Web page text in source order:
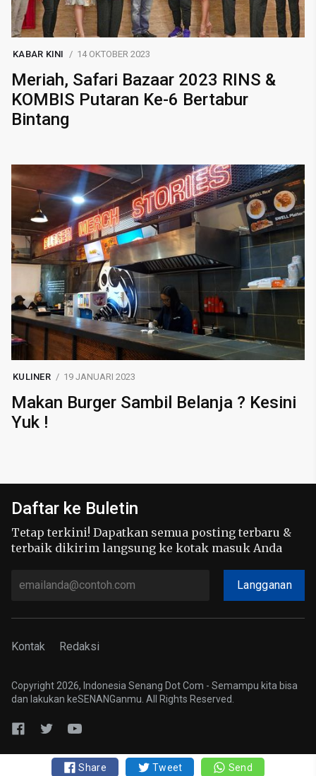
Share Tweet Send
KABAR KINI 14 OKTOBER 2023
Meriah, Safari Bazaar 2023 RINS &
KOMBIS Putaran Ke-6 Bertabur
Bintang
KULINER 19 JANUARI 2023
Makan Burger Sambil Belanja ? Kesini
Yuk !
Daftar ke Buletin
Tetap terkini! Dapatkan semua posting terbaru &
terbaik dikirim langsung ke kotak masuk Anda
Langganan
Kontak Redaksi
Copyright 2026, Indonesia Senang Dot Com - Semampu kita bisa
dan lakukan keSENANGanmu. All Rights Reserved.